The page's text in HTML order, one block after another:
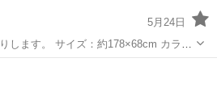
5月24日
します。 サイズ：約178×68cm カラ
切りや目隠し、冷暖房効率アップにお